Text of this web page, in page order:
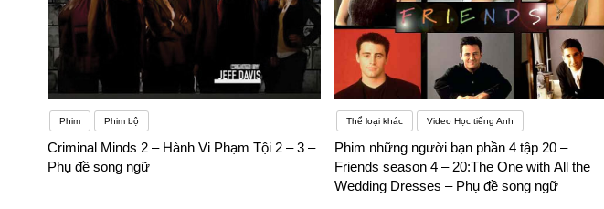
Phim Phim bộ
Criminal Minds 2 – Hành Vi Phạm Tội 2 – 3 –
Phụ đề song ngữ
Thể loại khác Video Học tiếng Anh
Phim những người bạn phần 4 tập 20 –
Friends season 4 – 20:The One with All the
Wedding Dresses – Phụ đề song ngữ